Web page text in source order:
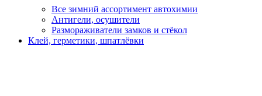
Все зимний ассортимент автохимии
Антигели, осушители
Размораживатели замков и стёкол
Клей, герметики, шпатлёвки